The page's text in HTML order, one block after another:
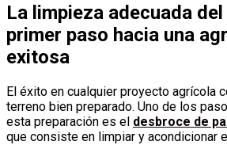
La limpieza adecuada
primer paso hacia una
exitosa
El éxito en cualquier proyecto agrícola
terreno bien preparado. Uno de los
esta preparación es el desbroce de
que consiste en limpiar y acondicionar